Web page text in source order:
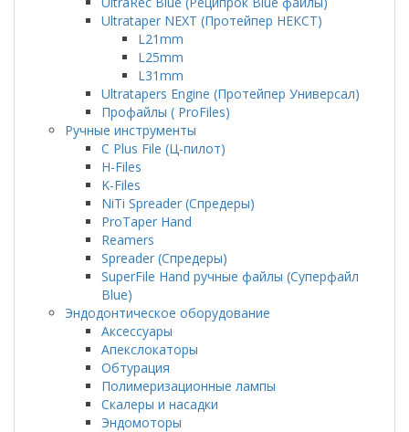
Ultrataper NEXT (Протейпер НЕКСТ)
L21mm
L25mm
L31mm
Ultratapers Engine (Протейпер Универсал)
Профайлы ( ProFiles)
Ручные инструменты
C Plus File (Ц-пилот)
H-Files
K-Files
NiTi Spreader (Спредеры)
ProTaper Hand
Reamers
Spreader (Спредеры)
SuperFile Hand ручные файлы (Суперфайл
Blue)
Эндодонтическое оборудование
Аксессуары
Апекслокаторы
Обтурация
Полимеризационные лампы
Скалеры и насадки
Эндомоторы